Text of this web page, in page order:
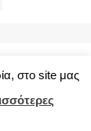
στο site μας